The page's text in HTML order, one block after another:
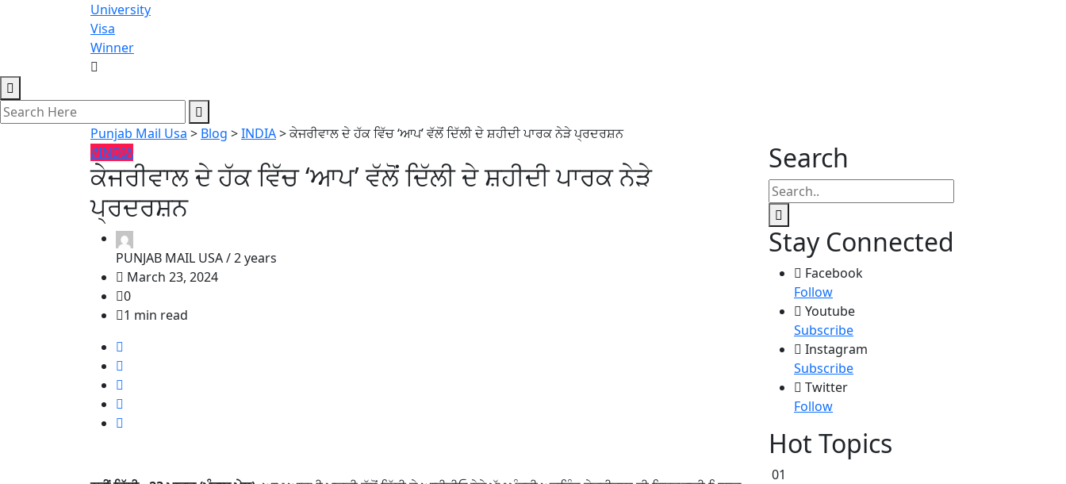
University
Visa
Winner
Punjab Mail Usa > Blog >INDIA>ਕੇਜਰੀਵਾਲ ਦੇ ਹੱਕ ਵਿੱਚ ‘ਆਪ’ ਵੱਲੋਂ ਦਿੱਲੀ ਦੇ ਸ਼ਹੀਦੀ ਪਾਰਕ ਨੇੜੇ ਪ੍ਰਦਰਸ਼ਨ
#INDIA
ਕੇਜਰੀਵਾਲ ਦੇ ਹੱਕ ਵਿੱਚ ‘ਆਪ’ ਵੱਲੋਂ ਦਿੱਲੀ ਦੇ ਸ਼ਹੀਦੀ ਪਾਰਕ ਨੇੜੇ
ਪ੍ਰਦਰਸ਼ਨ
PUNJAB MAIL USA /2 years
March 23, 2024
0
1 min read
Search
Stay Connected
Facebook
Follow
Youtube
Subscribe
Instagram
Subscribe
Twitter
Follow
Hot Topics
01